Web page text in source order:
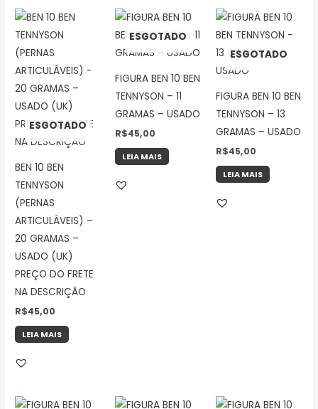
ESGOTADO
BEN 10 BEN
TENNYSON
(PERNAS
ARTICULÁVEIS) –
20 GRAMAS –
USADO (UK)
PREÇO DO FRETE
NA DESCRIÇÃO
R$45,00
LEIA MAIS
ESGOTADO
FIGURA BEN 10 BEN
TENNYSON – 11
GRAMAS – USADO
R$45,00
LEIA MAIS
ESGOTADO
FIGURA BEN 10 BEN
TENNYSON – 13
GRAMAS – USADO
R$45,00
LEIA MAIS